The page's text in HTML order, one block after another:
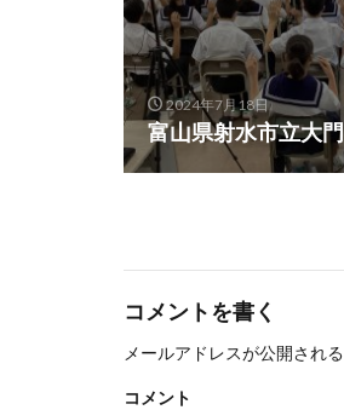
2024年7月18日
富山県射水市立大
コメントを書く
メールアドレスが公開され
コメント